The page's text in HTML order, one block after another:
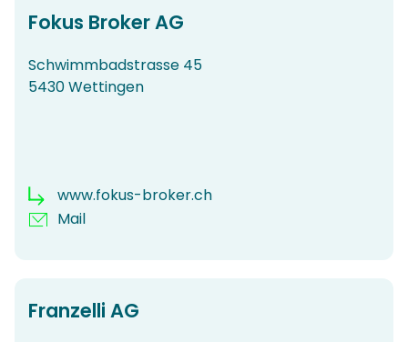
Fokus Broker AG
Schwimmbadstrasse 45
5430 Wettingen
www.fokus-broker.ch
Mail
Franzelli AG